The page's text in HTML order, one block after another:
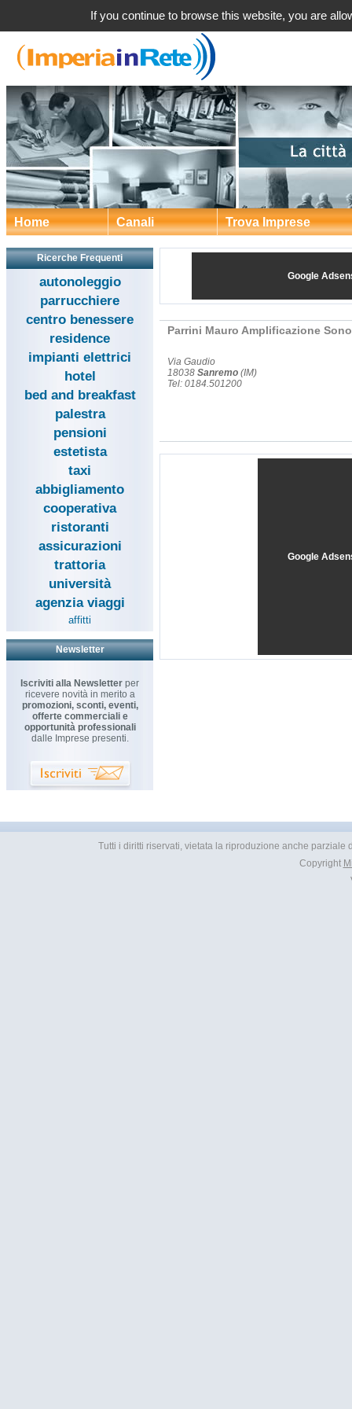
Home Canali Trova Imprese
Ricerche Frequenti
autonoleggio
parrucchiere
centro benessere
residence
impianti elettrici
hotel
bed and breakfast
palestra
pensioni
estetista
taxi
abbigliamento
cooperativa
ristoranti
assicurazioni
trattoria
università
agenzia viaggi
affitti
Newsletter
Iscriviti alla Newsletter per
ricevere novità in merito a
promozioni, sconti, eventi,
offerte commerciali e
opportunità professionali
dalle Imprese presenti.
Google
Parrini Mauro Amplificazione
Via Gaudio
18038 Sanremo (IM)
Tel: 0184.501200
Google
Tutti i diritti riservati, vietata la riproduzione anche
Copyright
If you continue to browse this website, you are